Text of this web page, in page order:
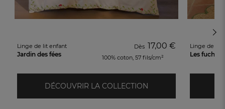
Linge de lit enfant
Jardin des fées
Dès 17,00 €
100% coton, 57 fils/cm²
DÉCOUVRIR LA COLLECTION
Linge de lit
Les